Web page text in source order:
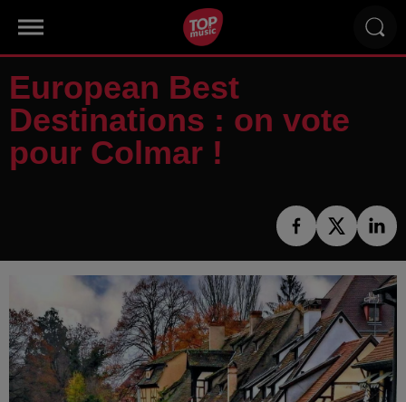
European Best
Destinations : on vote
pour Colmar !